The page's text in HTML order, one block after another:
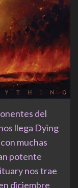
del
llega Dying
muchas
potente
nos trae
diciembre